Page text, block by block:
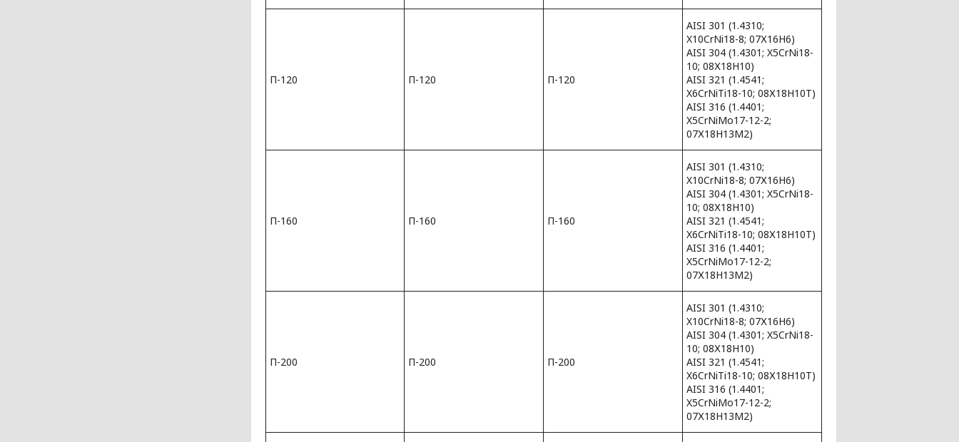
П-120 П-120 П-120
AISI 301 (1.4310;
X10CrNi18-8; 07Х16Н6)
AISI 304 (1.4301; X5CrNi18-
10; 08Х18Н10)
AISI 321 (1.4541;
X6CrNiTi18-10; 08Х18Н10Т)
AISI 316 (1.4401;
X5CrNiMo17-12-2;
07Х18Н13М2)
П-160 П-160 П-160
AISI 301 (1.4310;
X10CrNi18-8; 07Х16Н6)
AISI 304 (1.4301; X5CrNi18-
10; 08Х18Н10)
AISI 321 (1.4541;
X6CrNiTi18-10; 08Х18Н10Т)
AISI 316 (1.4401;
X5CrNiMo17-12-2;
07Х18Н13М2)
П-200 П-200 П-200
AISI 301 (1.4310;
X10CrNi18-8; 07Х16Н6)
AISI 304 (1.4301; X5CrNi18-
10; 08Х18Н10)
AISI 321 (1.4541;
X6CrNiTi18-10; 08Х18Н10Т)
AISI 316 (1.4401;
X5CrNiMo17-12-2;
07Х18Н13М2)